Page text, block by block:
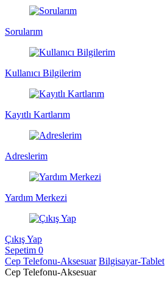
Sorularım
Kullanıcı Bilgilerim
Kayıtlı Kartlarım
Adreslerim
Yardım Merkezi
Çıkış Yap
Sepetim 0
Cep Telefonu-Aksesuar Bilgisayar-Tablet
Cep Telefonu-Aksesuar